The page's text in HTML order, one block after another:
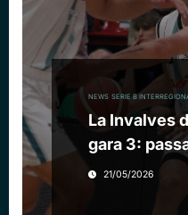
NEWS SERIE B
La Invalves
gara 3:
21/05/2026